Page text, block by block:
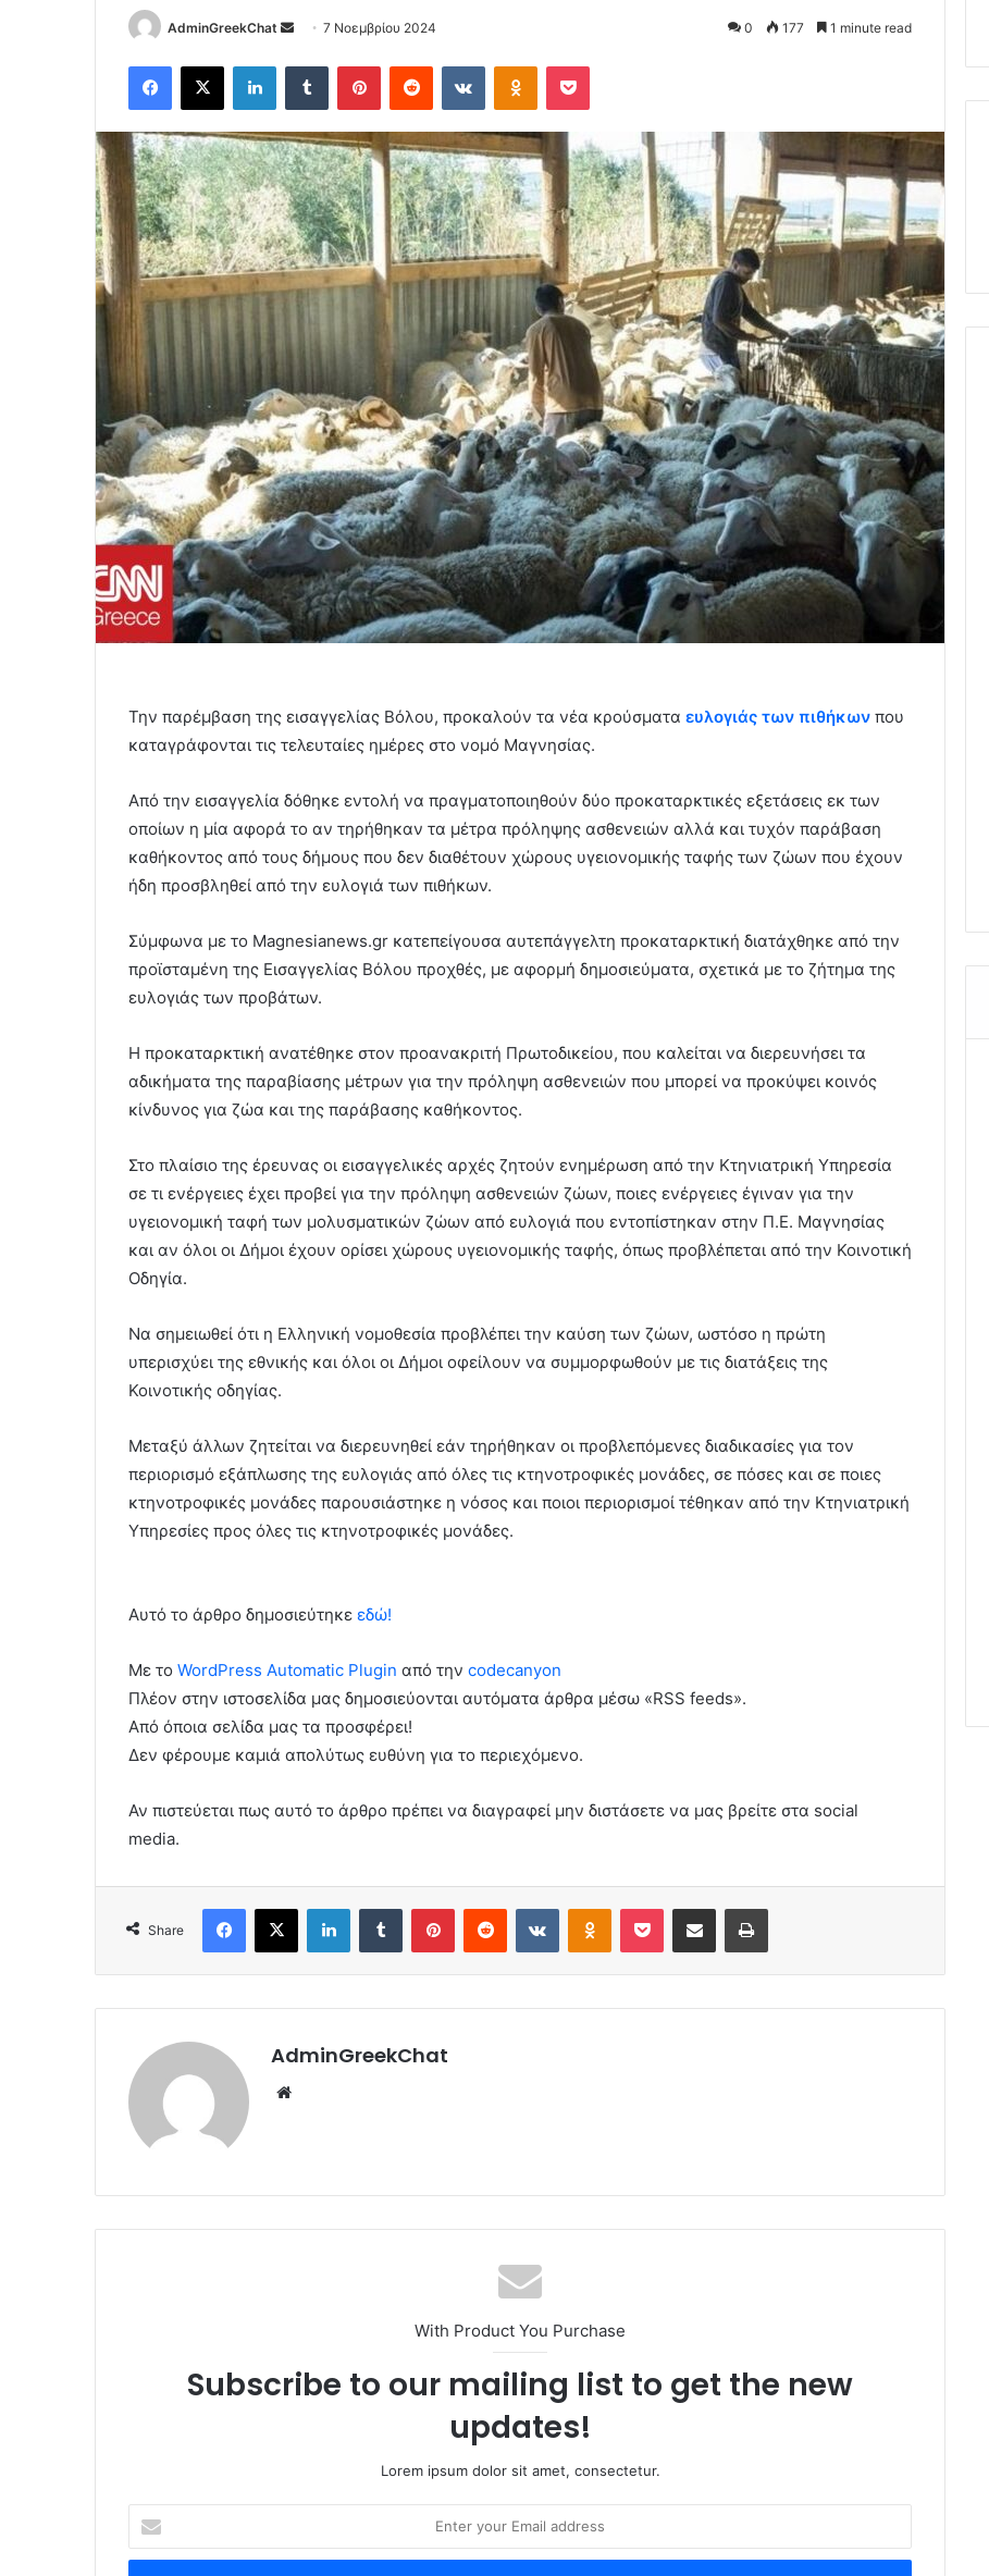
AdminGreekChat
Send
email
7 Νοεμβρίου 2024 0 177 1 minute read
Facebook
X LinkedInTumblr PinterestReddit VKontakteOdnoklassniki
Pocket
Την παρέμβαση της εισαγγελίας Βόλου, προκαλούν τα νέα κρούσματα ευλογιάς των πιθήκων που
καταγράφονται τις τελευταίες ημέρες στο νομό Μαγνησίας.
Από την εισαγγελία δόθηκε εντολή να πραγματοποιηθούν δύο προκαταρκτικές εξετάσεις εκ των
οποίων η μία αφορά το αν τηρήθηκαν τα μέτρα πρόληψης ασθενειών αλλά και τυχόν παράβαση
καθήκοντος από τους δήμους που δεν διαθέτουν χώρους υγειονομικής ταφής των ζώων που έχουν
ήδη προσβληθεί από την ευλογιά των πιθήκων.
Σύμφωνα με το Magnesianews.gr κατεπείγουσα αυτεπάγγελτη προκαταρκτική διατάχθηκε από την
προϊσταμένη της Εισαγγελίας Βόλου προχθές, με αφορμή δημοσιεύματα, σχετικά με το ζήτημα της
ευλογιάς των προβάτων.
Η προκαταρκτική ανατέθηκε στον προανακριτή Πρωτοδικείου, που καλείται να διερευνήσει τα
αδικήματα της παραβίασης μέτρων για την πρόληψη ασθενειών που μπορεί να προκύψει κοινός
κίνδυνος για ζώα και της παράβασης καθήκοντος.
Στο πλαίσιο της έρευνας οι εισαγγελικές αρχές ζητούν ενημέρωση από την Κτηνιατρική Υπηρεσία
σε τι ενέργειες έχει προβεί για την πρόληψη ασθενειών ζώων, ποιες ενέργειες έγιναν για την
υγειονομική ταφή των μολυσματικών ζώων από ευλογιά που εντοπίστηκαν στην Π.Ε. Μαγνησίας
και αν όλοι οι Δήμοι έχουν ορίσει χώρους υγειονομικής ταφής, όπως προβλέπεται από την Κοινοτική
Οδηγία.
Να σημειωθεί ότι η Ελληνική νομοθεσία προβλέπει την καύση των ζώων, ωστόσο η πρώτη
υπερισχύει της εθνικής και όλοι οι Δήμοι οφείλουν να συμμορφωθούν με τις διατάξεις της
Κοινοτικής οδηγίας.
Μεταξύ άλλων ζητείται να διερευνηθεί εάν τηρήθηκαν οι προβλεπόμενες διαδικασίες για τον
περιορισμό εξάπλωσης της ευλογιάς από όλες τις κτηνοτροφικές μονάδες, σε πόσες και σε ποιες
κτηνοτροφικές μονάδες παρουσιάστηκε η νόσος και ποιοι περιορισμοί τέθηκαν από την Κτηνιατρική
Υπηρεσίες προς όλες τις κτηνοτροφικές μονάδες.
Αυτό το άρθρο δημοσιεύτηκε εδώ!
Με το WordPress Automatic Plugin από την codecanyon
Πλέον στην ιστοσελίδα μας δημοσιεύονται αυτόματα άρθρα μέσω «RSS feeds».
Από όποια σελίδα μας τα προσφέρει!
Δεν φέρουμε καμιά απολύτως ευθύνη για το περιεχόμενο.
Αν πιστεύεται πως αυτό το άρθρο πρέπει να διαγραφεί μην διστάσετε να μας βρείτε στα social
media.
Share
Facebook
X LinkedInTumblr PinterestReddit VKontakteOdnoklassniki
Pocket Share via Email Print
AdminGreekChat
With Product You Purchase
Subscribe to our mailing list to get the new
updates!
Lorem ipsum dolor sit amet, consectetur.
your
Email